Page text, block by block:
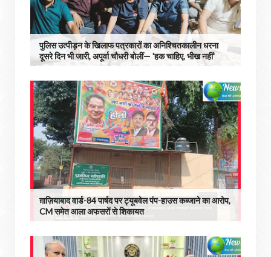
पुलिस उत्पीड़न के खिलाफ पत्रकारों का अनिश्चितकालीन धरना
दूसरे दिन भी जारी, अपूर्वा चौधरी बोलीं— 'हक चाहिए, भीख नहीं'
ग़ाज़ियाबाद वार्ड-84 पार्षद पर ट्यूबवेल पंप-हाउस कब्जाने का आरोप,
CM समेत आला अफसरों से शिकायत